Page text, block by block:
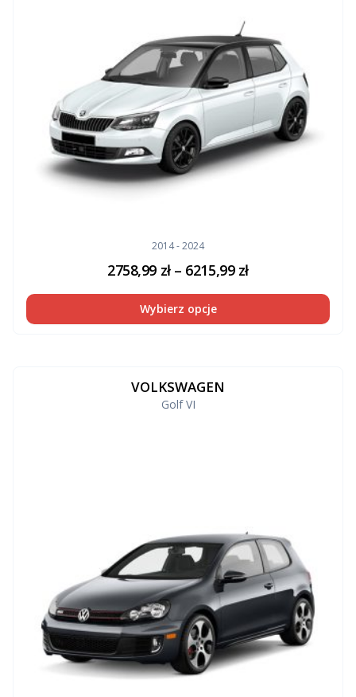
2014 - 2024
2758,99 zł– 6215,99 zł
Wybierz opcje
VOLKSWAGEN
Golf VI